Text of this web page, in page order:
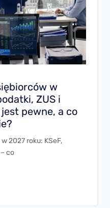
w
ZUS i
pewne, a co
2027 roku: KSeF,
co